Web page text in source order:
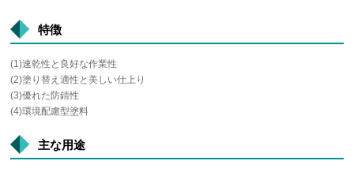
特徴
(1)速乾性と良好な作業性
(2)塗り替え適性と美しい仕上り
(3)優れた防錆性
(4)環境配慮型塗料
主な用途